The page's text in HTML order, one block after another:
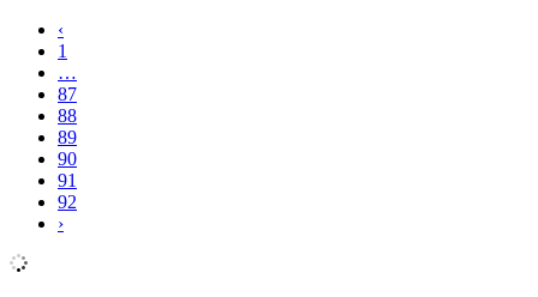
‹
1
…
87
88
89
90
91
92
›